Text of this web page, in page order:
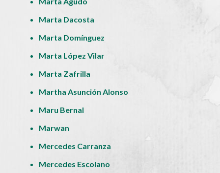
Marta Dacosta
Marta Domínguez
Marta López Vilar
Marta Zafrilla
Martha Asunción Alonso
Maru Bernal
Marwan
Mercedes Carranza
Mercedes Escolano